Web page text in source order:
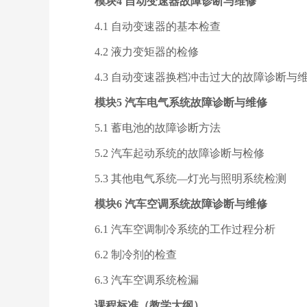
4.1 自动变速器的基本检查
4.2 液力变矩器的检修
4.3 自动变速器换档冲击过大的故障诊断与
模块5 汽车电气系统故障诊断与维修
5.1 蓄电池的故障诊断方法
5.2 汽车起动系统的故障诊断与检修
5.3 其他电气系统—灯光与照明系统检测
模块6 汽车空调系统故障诊断与维修
6.1 汽车空调制冷系统的工作过程分析
6.2 制冷剂的检查
6.3 汽车空调系统检漏